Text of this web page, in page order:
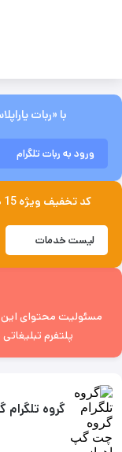
با «ربات
ورود به ربات تلگرام
کد تخفیف ویژه 15 درصدی روی تمام خدمات یاراپلاس : off-ads
لیست خدمات
مسئولیت محتوای این
پلتفرم
گروه